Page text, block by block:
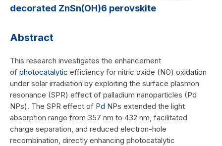
decorated ZnSn(OH)6 perovskite
Abstract
This research investigates the enhancement
of photocatalytic efficiency for nitric oxide (NO) oxidation
under solar irradiation by exploiting the surface plasmon
resonance (SPR) effect of palladium nanoparticles (Pd
NPs). The SPR effect of Pd NPs extended the light
absorption range from 357 nm to 432 nm, facilitated
charge separation, and reduced electron-hole
recombination, directly enhancing photocatalytic